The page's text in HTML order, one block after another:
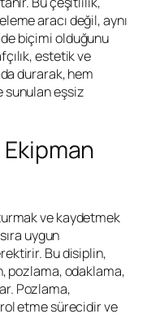
aracı değil, aynı
biçimi olduğunu
estetik ve
durarak, hem
sunulan eşsiz
ve kaydetmek
uygun
Bu disiplin,
pozlama, odaklama,
Pozlama,
etme sürecidir ve